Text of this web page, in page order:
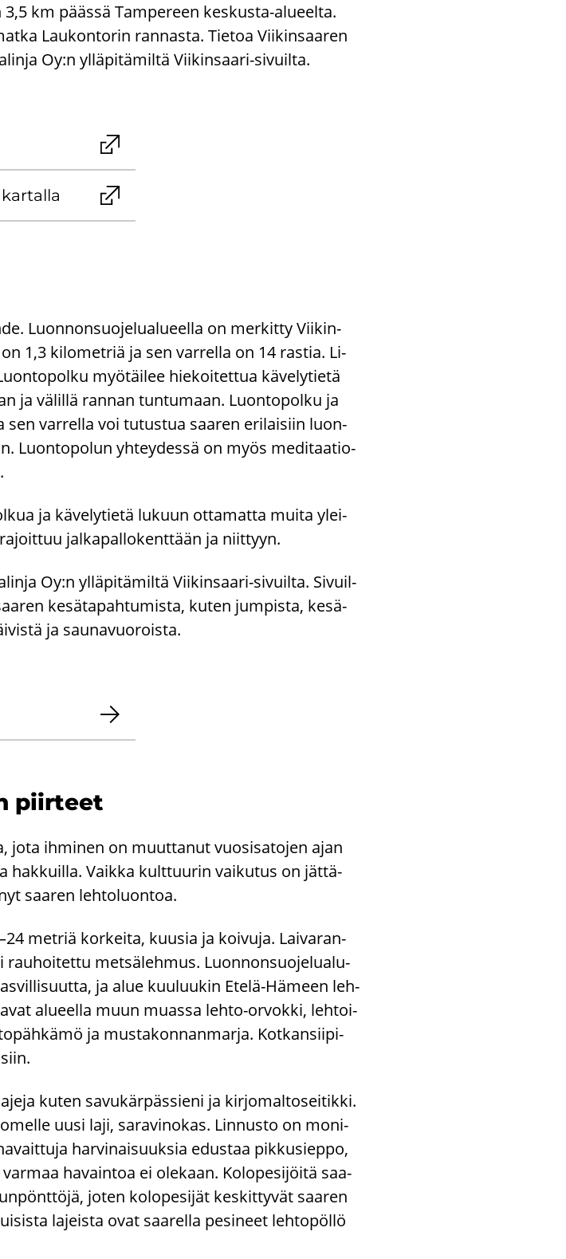
km pääs­sä Tam­pe­reen keskusta-​alueelta.
Lau­kon­to­rin ran­nas­ta. Tie­toa Vii­kin­saa­ren
Oy:n yl­lä­pi­tä­mil­tä Viikinsaari-​sivuilta.
Luon­non­suo­je­lua­lu­eel­la on mer­kit­ty Vii­kin­
1,3 ki­lo­met­riä ja sen var­rel­la on 14 ras­tia. Li­
myö­täi­lee hie­koi­tet­tua kä­ve­ly­tie­tä
ja vä­lil­lä ran­nan tun­tu­maan. Luon­to­pol­ku ja
sen var­rel­la voi tu­tus­tua saa­ren eri­lai­siin luon­
Luon­to­po­lun yh­tey­des­sä on myös me­di­taa­tio­
ja kä­ve­ly­tie­tä lu­kuun ot­ta­mat­ta muita ylei­
jal­ka­pal­lo­kent­tään ja niit­tyyn.
Oy:n yl­lä­pi­tä­mil­tä Viikinsaari-​sivuilta. Si­vuil­
ke­sä­ta­pah­tu­mis­ta, kuten jum­pis­ta, ke­sä­
ja sau­na­vuo­rois­ta.
piir­teet
jota ih­mi­nen on muut­ta­nut vuo­si­sa­to­jen ajan
hak­kuil­la. Vaik­ka kult­tuu­rin vai­ku­tus on jät­tä­
saa­ren leh­to­luon­toa.
met­riä kor­kei­ta, kuusia ja koi­vu­ja. Lai­va­ran­
met­sä­leh­mus. Luon­non­suo­je­lua­lu­
ja alue kuu­luu­kin Etelä-​Hämeen leh­
alu­eel­la muun muas­sa lehto-​orvokki, leh­toi­
ja mus­ta­kon­nan­mar­ja. Kot­kan­sii­pi­
kuten sa­vu­kär­päs­sie­ni ja kir­jo­mal­to­sei­tik­ki.
uusi laji, sa­ra­vi­no­kas. Lin­nus­to on mo­ni­
har­vi­nai­suuk­sia edus­taa pik­kusiep­po,
ha­vain­toa ei ole­kaan. Ko­lo­pe­si­jöi­tä saa­
joten ko­lo­pe­si­jät kes­kit­ty­vät saa­ren
la­jeis­ta ovat saa­rel­la pe­si­neet leh­to­pöl­lö